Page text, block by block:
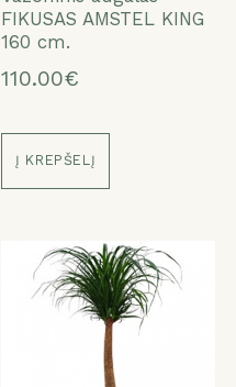
FIKUSAS AMSTEL KING
160 cm.
110.00€
Į KREPŠELĮ